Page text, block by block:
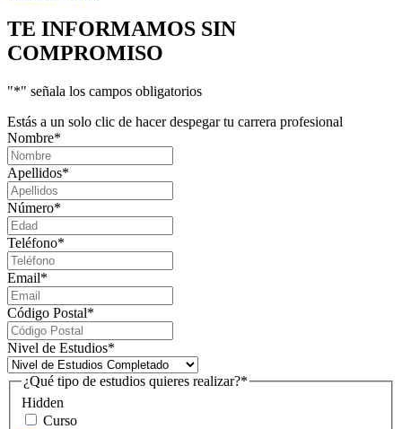
TE INFORMAMOS SIN
COMPROMISO
"*" señala los campos obligatorios
Estás a un solo clic de hacer despegar tu carrera profesional
Nombre*
Apellidos*
Número*
Teléfono*
Email*
Código Postal*
Nivel de Estudios*
Hidden
¿Qué tipo de estudios quieres realizar?*
Curso